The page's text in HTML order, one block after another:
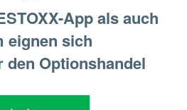
App als auch
eignen sich
Optionshandel